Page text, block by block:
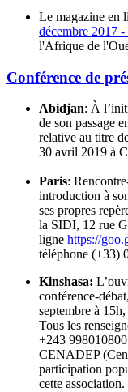
Le magazine en
décembre 2017
l'Afrique de
Conférence de
Abidjan: À
de son passage
relative au titre
30 avril 2019 à
Paris:
introduction à
ses propres
la SIDI, 12 rue
ligne https://
téléphone (+33)
Kinshasa:
conférence-
septembre à
Tous les
+243
CENADEP
participation
cette association.